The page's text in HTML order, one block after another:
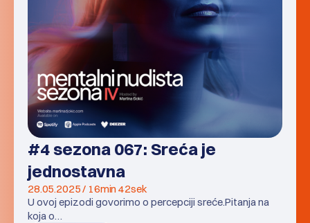
#4 sezona 067: Sreća je
jednostavna
28.05.2025 / 16min 42sek
U ovoj epizodi govorimo o percepciji sreće.Pitanja na
koja o…